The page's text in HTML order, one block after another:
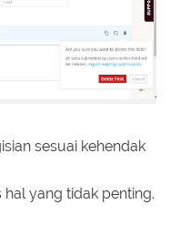
sesuai kehendak
yang tidak penting.